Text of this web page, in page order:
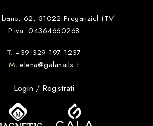
62, 31022 Preganziol (TV)
P.iva: 04364660268
T. +39 329 197 1237
M. elena@galanails.it
Login / Registrati